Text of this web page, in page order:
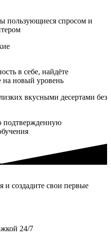
пользующиеся спросом и
в себе, найдёте
новый уровень
вкусными десертами без
подтвержденную
и создадите свои первые
24/7